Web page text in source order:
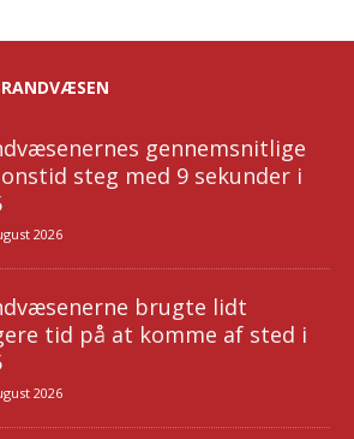
gennemsnitlige
steg med 9 sekunder i
2026
brugte lidt
tid på at komme af sted i
2026